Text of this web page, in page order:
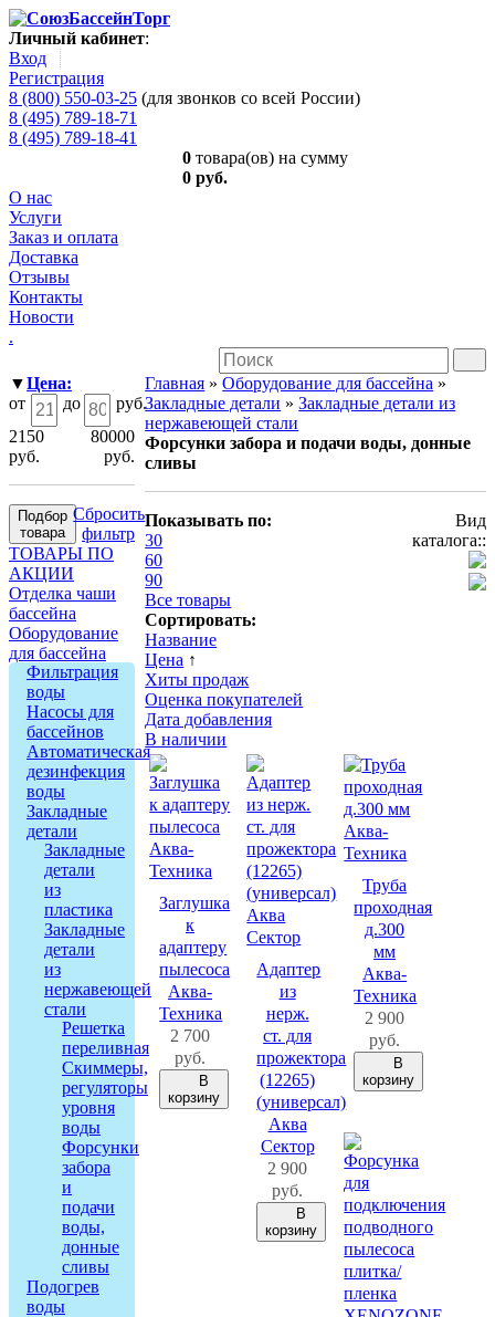
Личный кабинет:
Вход
Регистрация
8 (800) 550-03-25 (для звонков со всей России)
8 (495) 789-18-71
8 (495) 789-18-41
0 товара(ов) на сумму
0 руб.
О нас
Услуги
Заказ и оплата
Доставка
Отзывы
Контакты
Новости
.
▼Цена:
от
до
руб.
2150
руб.
80000
руб.
Подбор
товара
Сбросить
фильтр
ТОВАРЫ ПО
АКЦИИ
Отделка чаши
бассейна
Оборудование
для бассейна
Фильтрация
воды
Насосы для
бассейнов
Автоматическая
дезинфекция
воды
Закладные
детали
Закладные
детали
из
пластика
Закладные
детали
из
нержавеющей
стали
Решетка
переливная
Скиммеры,
регуляторы
уровня
воды
Форсунки
забора
и
подачи
воды,
донные
сливы
Подогрев
воды
Главная »Оборудование для бассейна »
Закладные детали »Закладные детали из
нержавеющей стали
Форсунки забора и подачи воды, донные
сливы
Показывать по:
30
60
90
Все товары
Вид
каталога::
Сортировать:
Название
Цена ↑
Хиты продаж
Оценка покупателей
Дата добавления
В наличии
Заглушка
к
адаптеру
пылесоса
Аква-
Техника
2 700
руб.
В
корзину
Адаптер
из
нерж.
ст. для
прожектора
(12265)
(универсал)
Аква
Сектор
2 900
руб.
В
корзину
Труба
проходная
д.300
мм
Аква-
Техника
2 900
руб.
В
корзину